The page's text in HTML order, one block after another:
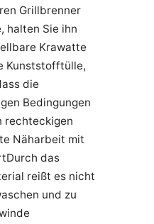
Grillbrenner
halten Sie ihn
Krawatte
Kunststofftülle,
die
Bedingungen
rechteckigen
Näharbeit mit
das
reißt es nicht
und zu